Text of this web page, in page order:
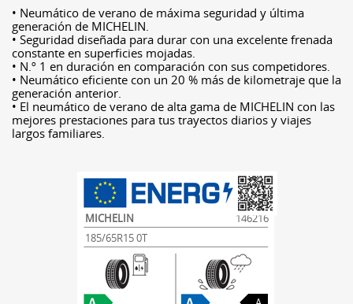
• Neumático de verano de máxima seguridad y última
generación de MICHELIN.
• Seguridad diseñada para durar con una excelente frenada
constante en superficies mojadas.
• N.º 1 en duración en comparación con sus competidores.
• Neumático eficiente con un 20 % más de kilometraje que la
generación anterior.
• El neumático de verano de alta gama de MICHELIN con las
mejores prestaciones para tus trayectos diarios y viajes
largos familiares.
MICHELIN
146216
185/65R15 0T